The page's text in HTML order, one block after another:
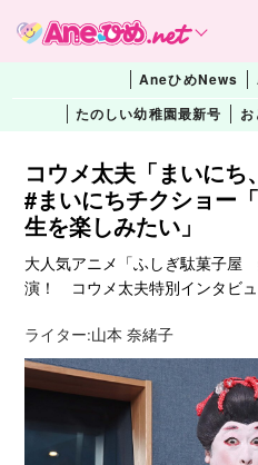
AneひめNews
たのしい幼稚園最新号
コウメ太夫「まいに
#まいにちチクショー
生を楽しみたい」
大人気アニメ「ふしぎ駄菓子屋
演！ コウメ太夫特別インタビ
ライター:山本 奈緒子